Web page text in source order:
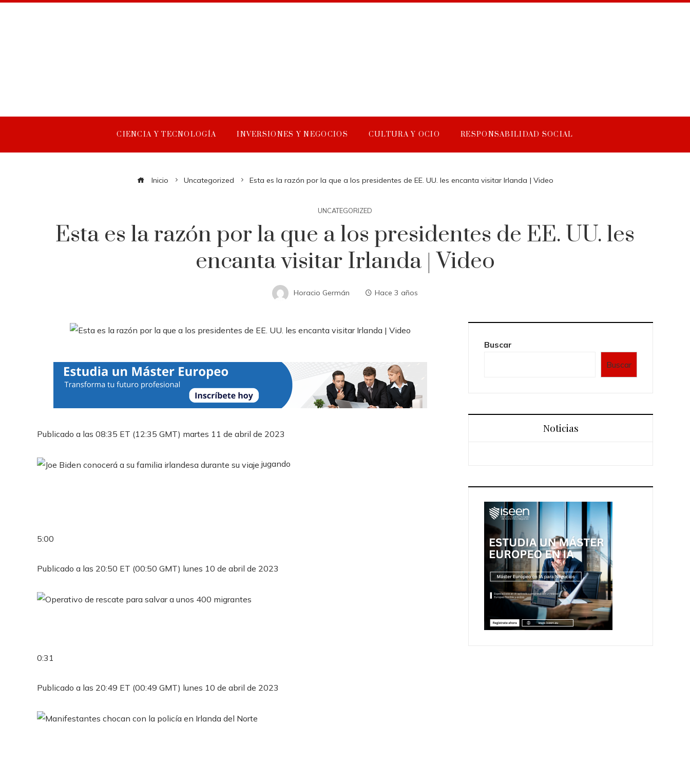
CIENCIA Y TECNOLOGÍA INVERSIONES Y NEGOCIOS CULTURA Y OCIO RESPONSABILIDAD SOCIAL
Inicio Uncategorized Esta es la razón por la que a los presidentes de EE. UU. les encanta visitar Irlanda | Video
UNCATEGORIZED
Esta es la razón por la que a los presidentes de EE. UU. les
encanta visitar Irlanda | Video
Horacio Germán Hace 3 años
Publicado a las 08:35 ET (12:35 GMT) martes 11 de abril de 2023
jugando
5:00
Publicado a las 20:50 ET (00:50 GMT) lunes 10 de abril de 2023
0:31
Publicado a las 20:49 ET (00:49 GMT) lunes 10 de abril de 2023
Buscar
Buscar
Noticias